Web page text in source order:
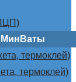
термоклей)
термоклей)